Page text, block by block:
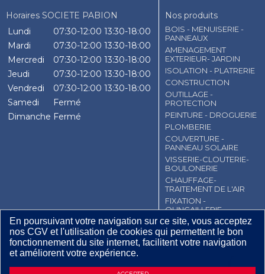
En poursuivant votre navigation sur ce site, vous acceptez
nos CGV et l'utilisation de cookies qui permettent le bon
fonctionnement du site internet, facilitent votre navigation
et améliorent votre expérience.
Horaires SOCIETE PABION
Lundi
07:30-12:00 13:30-18:00
Mardi
07:30-12:00 13:30-18:00
Mercredi
07:30-12:00 13:30-18:00
Jeudi
07:30-12:00 13:30-18:00
Vendredi
07:30-12:00 13:30-18:00
Samedi
Fermé
Dimanche Fermé
Nos produits
BOIS - MENUISERIE -
PANNEAUX
AMENAGEMENT
EXTERIEUR- JARDIN
ISOLATION - PLATRERIE
CONSTRUCTION
OUTILLAGE -
PROTECTION
PEINTURE - DROGUERIE
PLOMBERIE
COUVERTURE -
PANNEAU SOLAIRE
VISSERIE-CLOUTERIE-
BOULONERIE
CHAUFFAGE-
TRAITEMENT DE L'AIR
FIXATION -
QUNCAILLERIE
EMBALLAGE
ELECTRICITE -
ECLAIRAGE
CGV Contact
Mentions légales